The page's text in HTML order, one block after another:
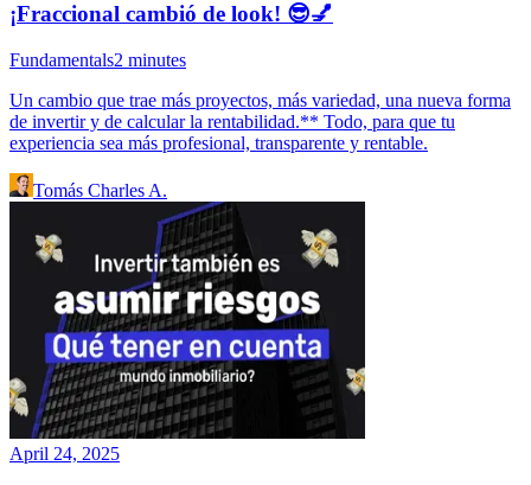
¡Fraccional cambió de look! 😎💅
Fundamentals2 minutes
Un cambio que trae más proyectos, más variedad, una nueva forma
de invertir y de calcular la rentabilidad.** Todo, para que tu
experiencia sea más profesional, transparente y rentable.
Tomás Charles A.
April 24, 2025